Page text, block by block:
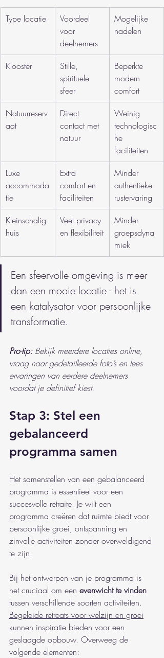
Type locatie
Voordeel
voor
deelnemers
Mogelijke
nadelen
Klooster
Stille,
spirituele
sfeer
Beperkte
modern
comfort
Natuurreserv
aat
Direct
contact met
natuur
Weinig
technologisc
he
faciliteiten
Luxe
accommoda
tie
Extra
comfort en
faciliteiten
Minder
authentieke
rustervaring
Kleinschalig
huis
Veel privacy
en flexibiliteit
Minder
groepsdyna
miek
Een sfeervolle omgeving is meer
dan een mooie locatie - het is
een katalysator voor persoonlijke
transformatie.
Pro-tip: Bekijk meerdere locaties online,
vraag naar gedetailleerde foto’s en lees
ervaringen van eerdere deelnemers
voordat je definitief kiest.
Stap 3: Stel een
gebalanceerd
programma samen
Het samenstellen van een gebalanceerd
programma is essentieel voor een
succesvolle retraite. Je wilt een
programma creëren dat ruimte biedt voor
persoonlijke groei, ontspanning en
zinvolle activiteiten zonder overweldigend
te zijn.
Bij het ontwerpen van je programma is
het cruciaal om een evenwicht te vinden
tussen verschillende soorten activiteiten.
Begeleide retreats voor welzijn en groei
kunnen inspiratie bieden voor een
geslaagde opbouw. Overweeg de
volgende elementen: